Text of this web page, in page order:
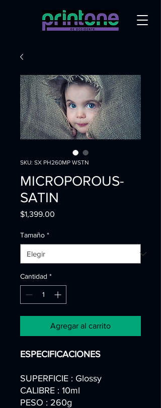
SKU: SX PH260MP WSTN
MICROPOROUS-
SATIN
$1,399.00
Tamaño *
Cantidad *
Agregar al carrito
ESPECIFICACIONES
SUPERFICIE : Glossy
CALIBRE : 10ml
PESO : 260g